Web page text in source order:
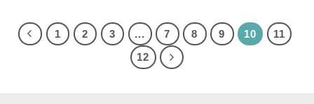
1 2 3 ... 7 8 9 10
11
12